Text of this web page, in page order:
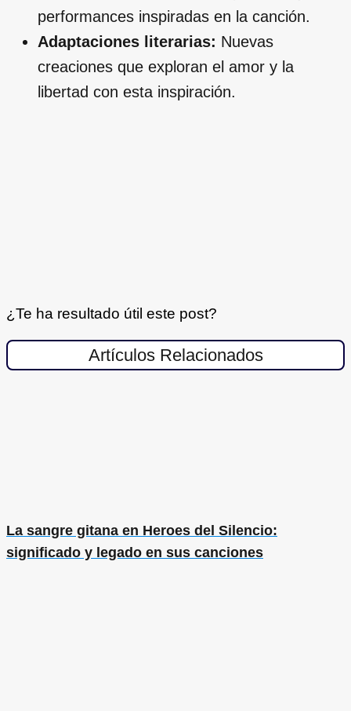
performances inspiradas en la canción.
Adaptaciones literarias: Nuevas
creaciones que exploran el amor y la
libertad con esta inspiración.
¿Te ha resultado útil este post?
Artículos Relacionados
La sangre gitana en Heroes del Silencio:
significado y legado en sus canciones